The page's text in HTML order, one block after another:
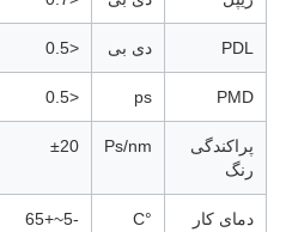
PDL دی بی <0.5
PMD
ps
<0.5
پراکندگی
رنگ
Ps/nm
±20
دمای کار °C
-5~+65